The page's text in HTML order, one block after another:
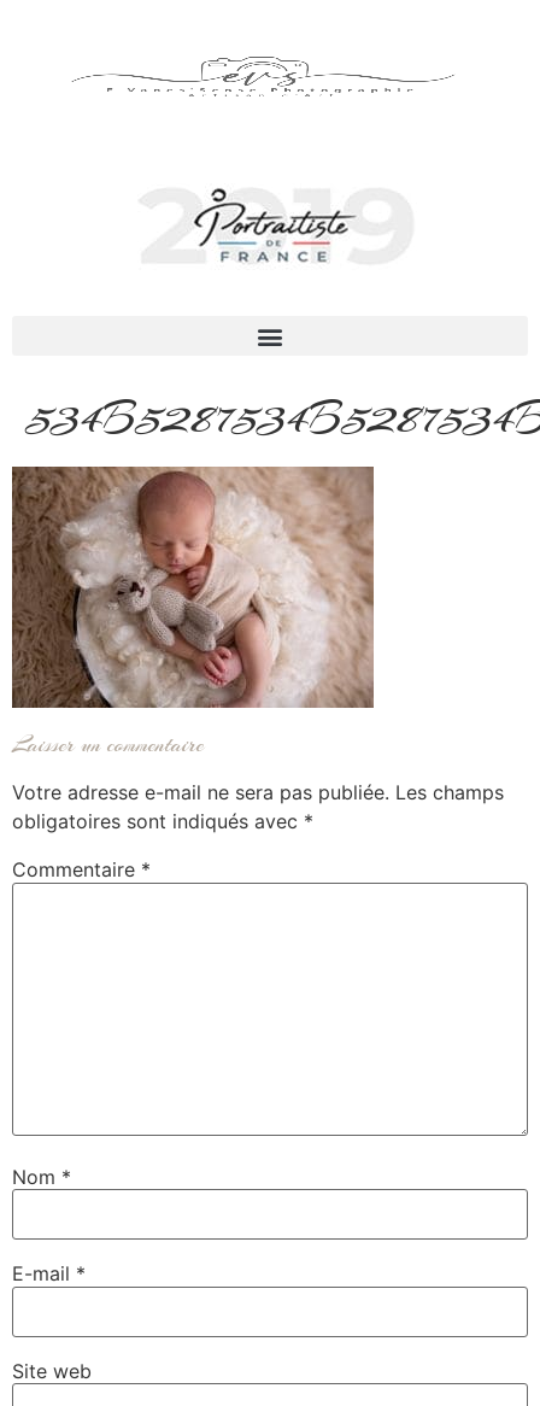
Laisser un commentaire
Votre adresse e-mail ne sera pas publiée. Les champs
obligatoires sont indiqués avec *
Commentaire *
Nom *
E-mail *
Site web